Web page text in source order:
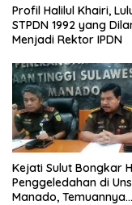
Profil Halilul Khairi,
STPDN 1992 yang
Menjadi Rektor IPDN
Kejati Sulut Bongkar
Penggeledahan di
Manado, Temuannya